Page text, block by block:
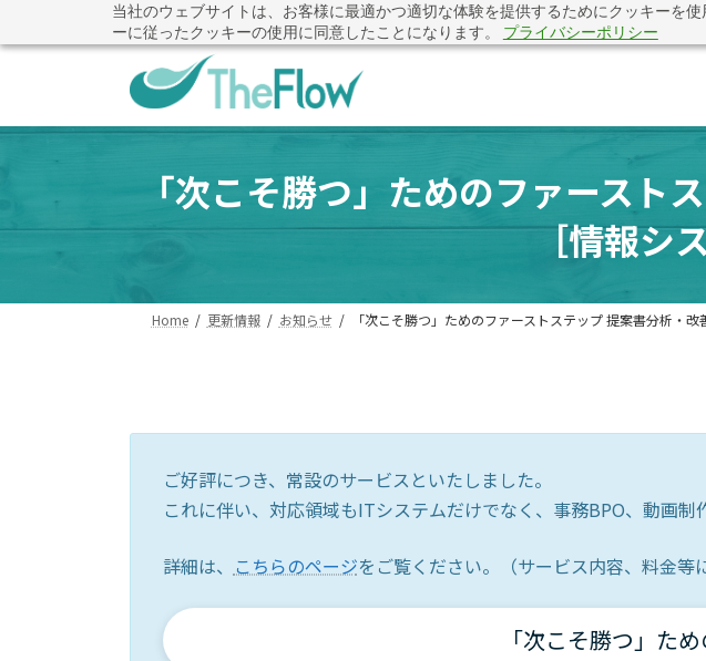
当社のウェブサイトは、お客様に最適かつ適切な体験を提供するためにクッキーを
ーに従ったクッキーの使用に同意したことになります。 プライバシーポリシー
ン
ッ
ビ
移
その提案書、本当に評価基準に対応できていますか？
「次こそ勝つ」ためのファースト
［情報シ
Home 更新情報 お知らせ 「次こそ勝つ」ためのファーストステップ 提案書分析・
ご好評につき、常設のサービスといたしました。
これに伴い、対応領域もITシステムだけでなく、事務BPO、動画制
詳細は、 こちらのページをご覧ください。（サービス内容、料金等
「次こそ勝つ」た